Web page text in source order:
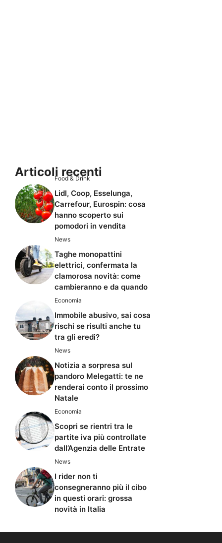
Articoli recenti
Food & Drink
Lidl, Coop, Esselunga,
Carrefour, Eurospin: cosa
hanno scoperto sui
pomodori in vendita
News
Taghe monopattini
elettrici, confermata la
clamorosa novità: come
cambieranno e da quando
Economia
Immobile abusivo, sai cosa
rischi se risulti anche tu
tra gli eredi?
News
Notizia a sorpresa sul
pandoro Melegatti: te ne
renderai conto il prossimo
Natale
Economia
Scopri se rientri tra le
partite iva più controllate
dall’Agenzia delle Entrate
News
I rider non ti
consegneranno più il cibo
in questi orari: grossa
novità in Italia